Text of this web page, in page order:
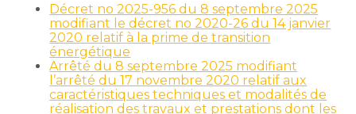
Décret no 2025-956 du 8 septembre 2025
modifiant le décret no 2020-26 du 14 janvier
2020 relatif à la prime de transition
énergétique
Arrêté du 8 septembre 2025 modifiant
l’arrêté du 17 novembre 2020 relatif aux
caractéristiques techniques et modalités de
réalisation des travaux et prestations dont les